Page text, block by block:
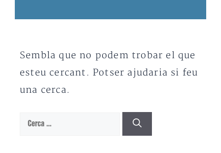
Sembla que no podem trobar el que
esteu cercant. Potser ajudaria si feu
una cerca.
Cerca: